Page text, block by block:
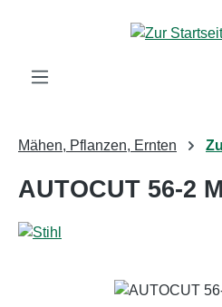
Zum Hauptinhalt springen
Mähen, Pflanzen, Ernten
AUTOCUT 56-2
Bildergalerie überspringen